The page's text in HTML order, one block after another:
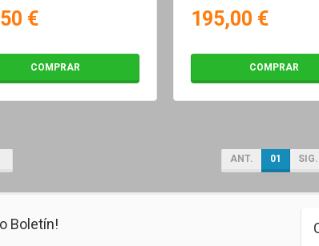
€
COMPRAR
195,00 €
COMPRAR
ANT. 01 SIG.
Boletín!